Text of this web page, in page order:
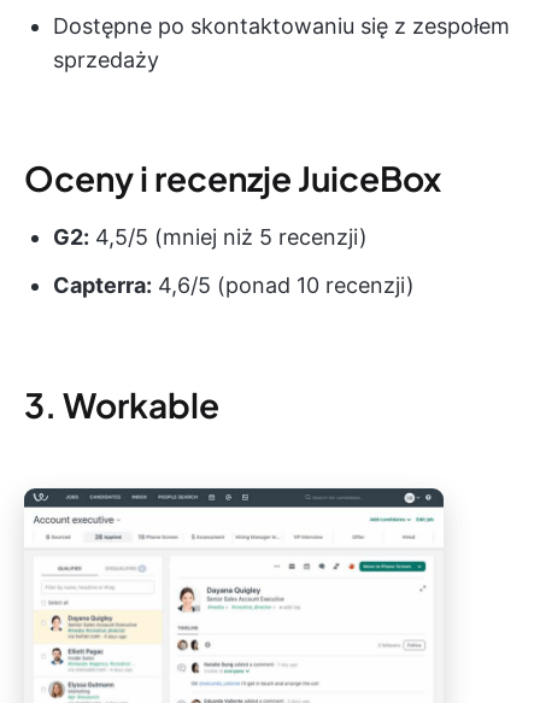
Dostępne po skontaktowaniu się z zespołem
sprzedaży
Oceny i recenzje JuiceBox
G2: 4,5/5 (mniej niż 5 recenzji)
Capterra: 4,6/5 (ponad 10 recenzji)
3. Workable